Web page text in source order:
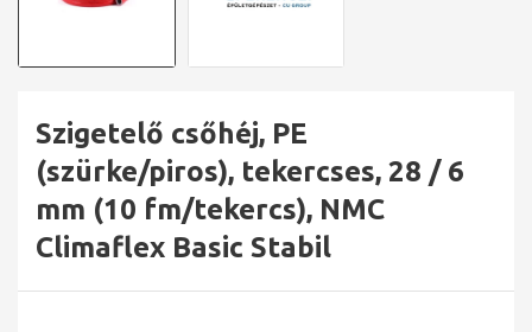
Szigetelő csőhéj, PE
(szürke/piros), tekercses, 28 / 6
mm (10 fm/tekercs), NMC
Climaflex Basic Stabil